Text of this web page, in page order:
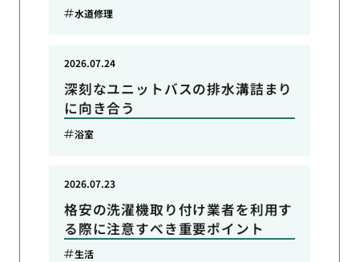
水道修理
深刻なユニットバスの排水溝詰まり
に向き合う
2026.07.24
浴室
格安の洗濯機取り付け業者を利用す
る際に注意すべき重要ポイント
2026.07.23
生活